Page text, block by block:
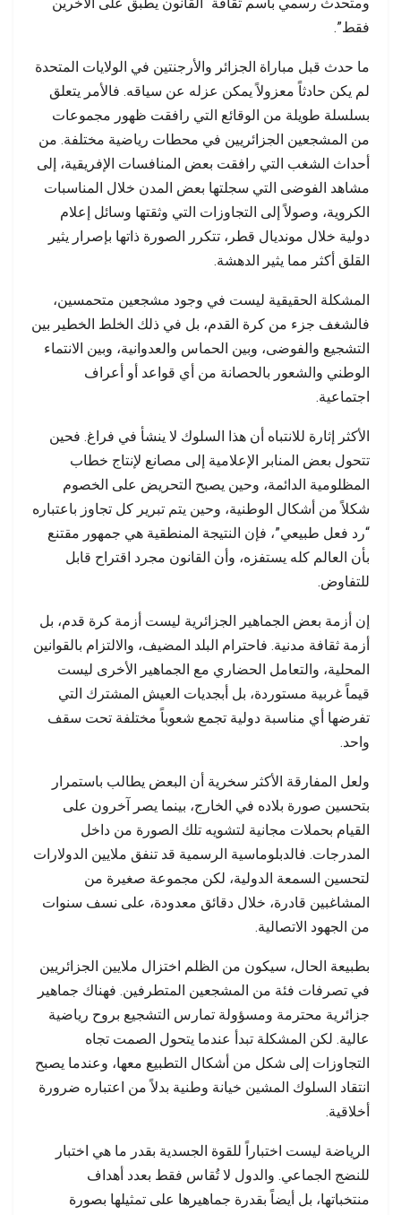
فقط”.
ما حدث قبل مباراة الجزائر والأرجنتين في الولايات المتحدة
لم يكن حادثاً معزولاً يمكن عزله عن سياقه. فالأمر يتعلق
بسلسلة طويلة من الوقائع التي رافقت ظهور مجموعات
من المشجعين الجزائريين في محطات رياضية مختلفة. من
أحداث الشغب التي رافقت بعض المنافسات الإفريقية، إلى
مشاهد الفوضى التي سجلتها بعض المدن خلال المناسبات
الكروية، وصولاً إلى التجاوزات التي وثقتها وسائل إعلام
دولية خلال مونديال قطر، تتكرر الصورة ذاتها بإصرار يثير
القلق أكثر مما يثير الدهشة.
المشكلة الحقيقية ليست في وجود مشجعين متحمسين،
فالشغف جزء من كرة القدم، بل في ذلك الخلط الخطير بين
التشجيع والفوضى، وبين الحماس والعدوانية، وبين الانتماء
الوطني والشعور بالحصانة من أي قواعد أو أعراف
اجتماعية.
الأكثر إثارة للانتباه أن هذا السلوك لا ينشأ في فراغ. فحين
تتحول بعض المنابر الإعلامية إلى مصانع لإنتاج خطاب
المظلومية الدائمة، وحين يصبح التحريض على الخصوم
شكلاً من أشكال الوطنية، وحين يتم تبرير كل تجاوز باعتباره
“رد فعل طبيعي”، فإن النتيجة المنطقية هي جمهور مقتنع
بأن العالم كله يستفزه، وأن القانون مجرد اقتراح قابل
للتفاوض.
إن أزمة بعض الجماهير الجزائرية ليست أزمة كرة قدم، بل
أزمة ثقافة مدنية. فاحترام البلد المضيف، والالتزام بالقوانين
المحلية، والتعامل الحضاري مع الجماهير الأخرى ليست
قيماً غربية مستوردة، بل أبجديات العيش المشترك التي
تفرضها أي مناسبة دولية تجمع شعوباً مختلفة تحت سقف
واحد.
ولعل المفارقة الأكثر سخرية أن البعض يطالب باستمرار
بتحسين صورة بلاده في الخارج، بينما يصر آخرون على
القيام بحملات مجانية لتشويه تلك الصورة من داخل
المدرجات. فالدبلوماسية الرسمية قد تنفق ملايين الدولارات
لتحسين السمعة الدولية، لكن مجموعة صغيرة من
المشاغبين قادرة، خلال دقائق معدودة، على نسف سنوات
من الجهود الاتصالية.
بطبيعة الحال، سيكون من الظلم اختزال ملايين الجزائريين
في تصرفات فئة من المشجعين المتطرفين. فهناك جماهير
جزائرية محترمة ومسؤولة تمارس التشجيع بروح رياضية
عالية. لكن المشكلة تبدأ عندما يتحول الصمت تجاه
التجاوزات إلى شكل من أشكال التطبيع معها، وعندما يصبح
انتقاد السلوك المشين خيانة وطنية بدلاً من اعتباره ضرورة
أخلاقية.
الرياضة ليست اختباراً للقوة الجسدية بقدر ما هي اختبار
للنضج الجماعي. والدول لا تُقاس فقط بعدد أهداف
منتخباتها، بل أيضاً بقدرة جماهيرها على تمثيلها بصورة